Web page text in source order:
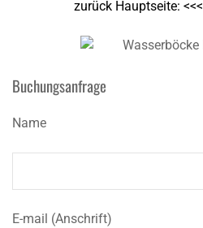
zurück Hauptseite: <<<
Buchungsanfrage
Name
E-mail (Anschrift)